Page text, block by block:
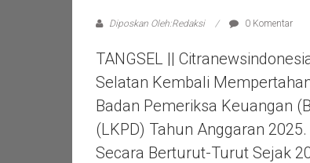
Diposkan Oleh:Redaksi 0 Komentar
TANGSEL ||
Selatan Kembali
Badan Pemeriksa Keuangan
(LKPD) Tahun Anggaran
Secara Berturut-Turut Sejak